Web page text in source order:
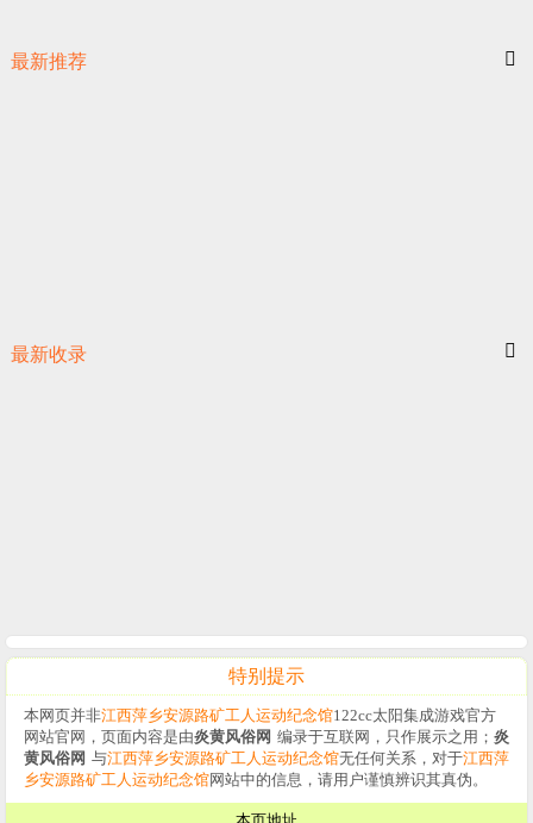
最新推荐
最新收录
特别提示
本网页并非江西萍乡安源路矿工人运动纪念馆122cc太阳集成游戏官方
网站官网，页面内容是由炎黄风俗网 编录于互联网，只作展示之用； 炎
黄风俗网 与江西萍乡安源路矿工人运动纪念馆无任何关系，对于江西萍
乡安源路矿工人运动纪念馆网站中的信息，请用户谨慎辨识其真伪。